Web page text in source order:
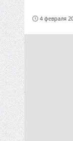
4 февраля